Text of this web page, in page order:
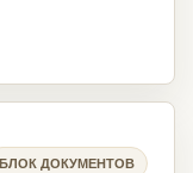
БЛОК ДОКУМЕНТОВ